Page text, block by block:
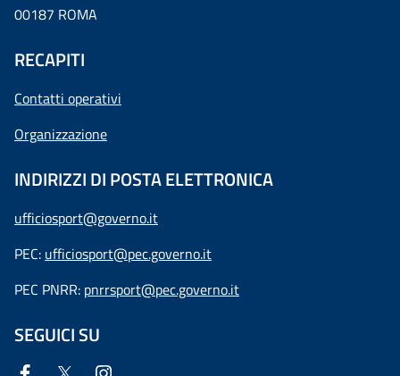
00187 ROMA
RECAPITI
Contatti operativi
Organizzazione
INDIRIZZI DI POSTA ELETTRONICA
ufficiosport@governo.it
PEC: ufficiosport@pec.governo.it
PEC PNRR: pnrrsport@pec.governo.it
SEGUICI SU